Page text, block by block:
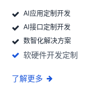
AI应用定制开发
AI接口定制开发
数智化解决方案
软硬件开发定制
了解更多